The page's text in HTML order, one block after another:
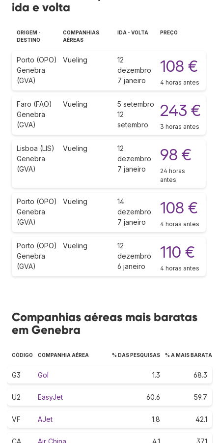
ida e volta
ORIGEM -
DESTINO
COMPANHIAS
AÉREAS
IDA - VOLTA PREÇO
Porto (OPO)
Genebra
(GVA)
Vueling
12
dezembro
7 janeiro
108 €
4 horas antes
Faro (FAO)
Genebra
(GVA)
Vueling
5 setembro
12
setembro
243 €
3 horas antes
Lisboa (LIS)
Genebra
(GVA)
Vueling
12
dezembro
7 janeiro
98 €
24 horas
antes
Porto (OPO)
Genebra
(GVA)
Vueling
14
dezembro
7 janeiro
108 €
4 horas antes
Porto (OPO)
Genebra
(GVA)
Vueling
12
dezembro
6 janeiro
110 €
4 horas antes
Companhias aéreas mais baratas
em Genebra
CÓDIGO COMPANHIA AÉREA % DAS PESQUISAS % A MAIS BARATA
G3 Gol 1.3 68.3
U2 EasyJet 60.6 59.7
VF AJet 1.8 42.1
CA Air China 4.1 37.1